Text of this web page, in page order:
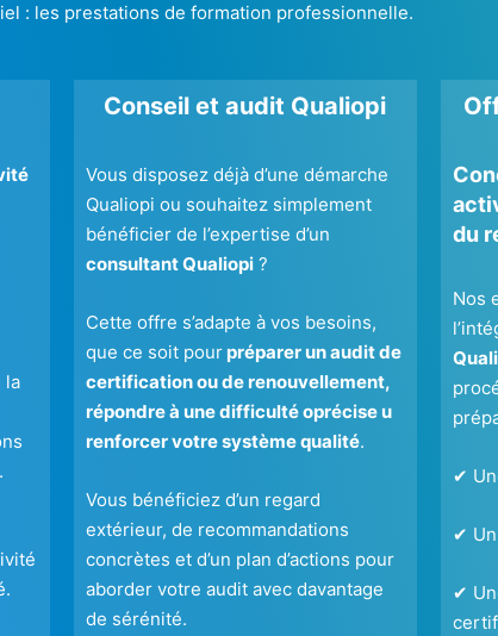
: les prestations de formation professionnelle.
la
Conseil et audit Qualiopi
Vous disposez déjà d’une démarche
Qualiopi ou souhaitez simplement
bénéficier de l’expertise d’un
consultant Qualiopi?
Cette offre s’adapte à vos besoins,
que ce soit pourpréparer un audit de
certification ou de renouvellement,
répondre à une difficulté oprécise u
renforcer votre système qualité.
Vous bénéficiez d’un regard
extérieur, de recommandations
concrètes et d’un plan d’actions pour
aborder votre audit avec davantage
de sérénité.
du
Nos
✔
✔
✔